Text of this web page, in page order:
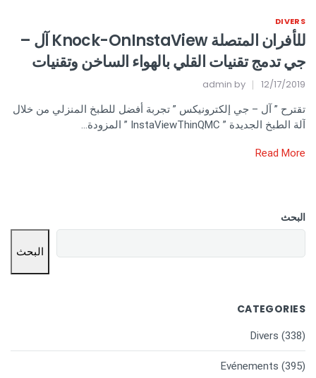
DIVERS
للأفران المتصلة Knock-OnInstaView آل –
جي تدمج تقنيات القلي بالهواء الساخن وتقنيات
12/17/2019
admin
تقترح ” آل – جي إلكترونيكس ” تجربة أفضل للطبخ المنزلي من خلال
آلة الطبخ الجديدة ” InstaViewThinQMC ” المزودة…
Read More
البحث
البحث
CATEGORIES
Divers (338)
Evénements (395)